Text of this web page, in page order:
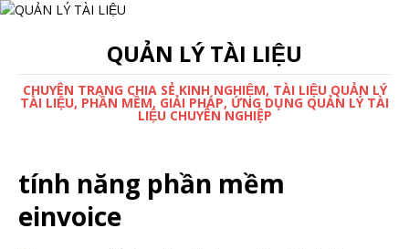
QUẢN LÝ TÀI LIỆU
CHUYÊN TRANG CHIA SẺ KINH NGHIỆM, TÀI LIỆU QUẢN LÝ
TÀI LIỆU, PHẦN MỀM, GIẢI PHÁP, ỨNG DỤNG QUẢN LÝ TÀI
LIỆU CHUYÊN NGHIỆP
tính năng phần mềm
einvoice